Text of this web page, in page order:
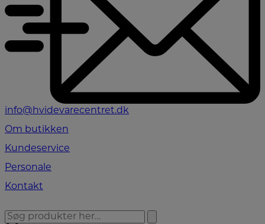
info@hvidevarecentret.dk
Om butikken
Kundeservice
Personale
Kontakt